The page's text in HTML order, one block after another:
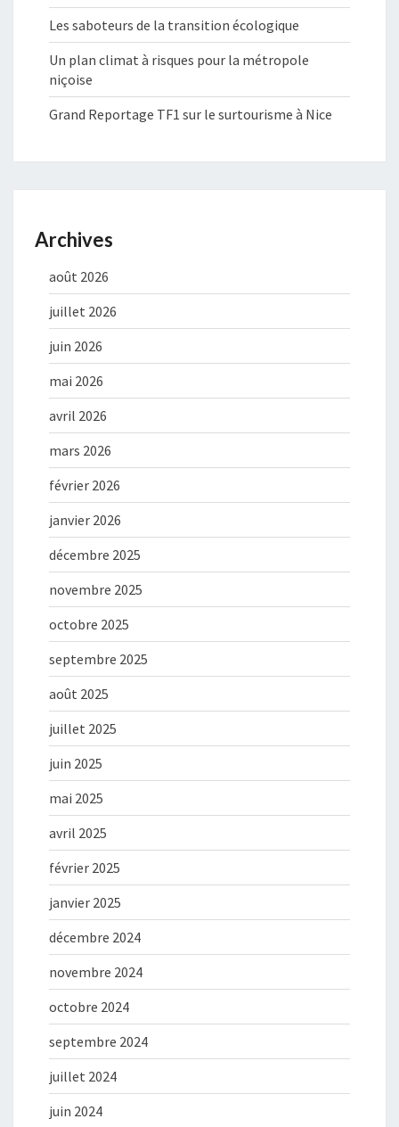
Les saboteurs de la transition écologique
Un plan climat à risques pour la métropole
niçoise
Grand Reportage TF1 sur le surtourisme à Nice
Archives
août 2026
juillet 2026
juin 2026
mai 2026
avril 2026
mars 2026
février 2026
janvier 2026
décembre 2025
novembre 2025
octobre 2025
septembre 2025
août 2025
juillet 2025
juin 2025
mai 2025
avril 2025
février 2025
janvier 2025
décembre 2024
novembre 2024
octobre 2024
septembre 2024
juillet 2024
juin 2024